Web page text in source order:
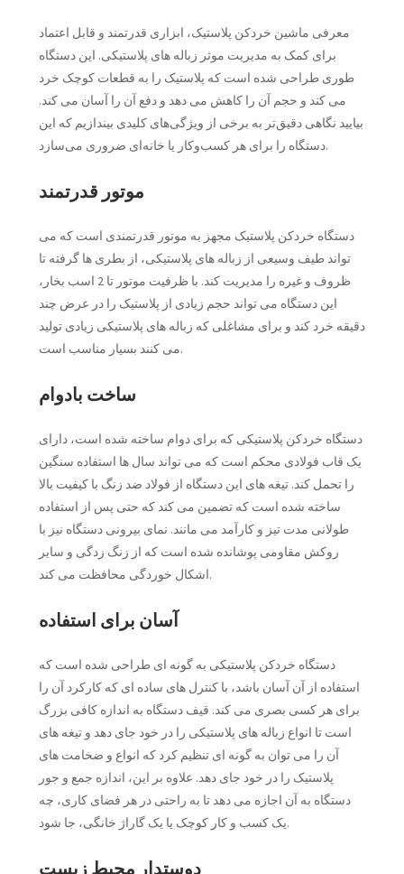
معرفی ماشین خردکن پلاستیک، ابزاری قدرتمند و قابل اعتماد
برای کمک به مدیریت موثر زباله های پلاستیکی. این دستگاه
طوری طراحی شده است که پلاستیک را به قطعات کوچک خرد
می کند و حجم آن را کاهش می دهد و دفع آن را آسان می کند.
بیایید نگاهی دقیق‌تر به برخی از ویژگی‌های کلیدی بیندازیم که این
دستگاه را برای هر کسب‌وکار یا خانه‌ای ضروری می‌سازد.
موتور قدرتمند
دستگاه خردکن پلاستیک مجهز به موتور قدرتمندی است که می
تواند طیف وسیعی از زباله های پلاستیکی، از بطری ها گرفته تا
ظروف و غیره را مدیریت کند. با ظرفیت موتور تا 2 اسب بخار،
این دستگاه می تواند حجم زیادی از پلاستیک را در عرض چند
دقیقه خرد کند و برای مشاغلی که زباله های پلاستیکی زیادی تولید
می کنند بسیار مناسب است.
ساخت بادوام
دستگاه خردکن پلاستیکی که برای دوام ساخته شده است، دارای
یک قاب فولادی محکم است که می تواند سال ها استفاده سنگین
را تحمل کند. تیغه های این دستگاه از فولاد ضد زنگ با کیفیت بالا
ساخته شده است که تضمین می کند که حتی پس از استفاده
طولانی مدت تیز و کارآمد می مانند. نمای بیرونی دستگاه نیز با
روکش مقاومی پوشانده شده است که از زنگ زدگی و سایر
اشکال خوردگی محافظت می کند.
آسان برای استفاده
دستگاه خردکن پلاستیکی به گونه ای طراحی شده است که
استفاده از آن آسان باشد، با کنترل های ساده ای که کارکرد آن را
برای هر کسی بصری می کند. قیف دستگاه به اندازه کافی بزرگ
است تا انواع زباله های پلاستیکی را در خود جای دهد و تیغه های
آن را می توان به گونه ای تنظیم کرد که انواع و ضخامت های
پلاستیک را در خود جای دهد. علاوه بر این، اندازه جمع و جور
دستگاه به آن اجازه می دهد تا به راحتی در هر فضای کاری، چه
یک کسب و کار کوچک یا یک گاراژ خانگی، جا شود.
دوستدار محیط زیست